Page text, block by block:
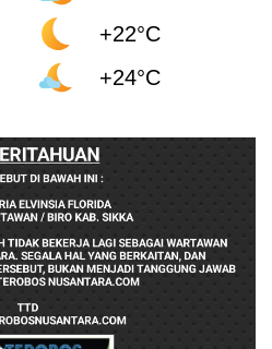
+22°C
+24°C